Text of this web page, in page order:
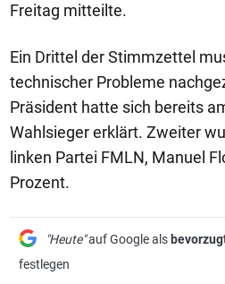
Freitag mitteilte.
Ein Drittel der Stimmzettel
technischer Probleme
Präsident hatte sich bereits
Wahlsieger erklärt. Zweiter
linken Partei FMLN, Manuel
Prozent.
"Heute"auf Google als
festlegen